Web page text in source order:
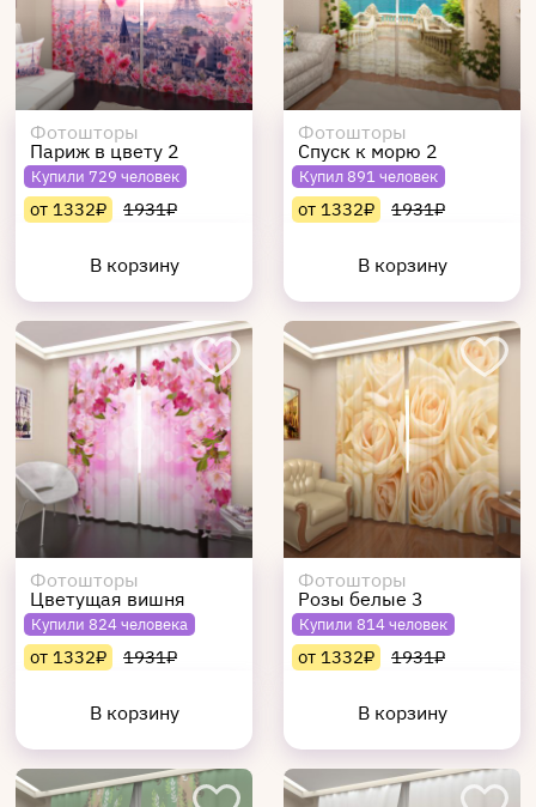
Фотошторы
Париж в цвету 2
Купили 729 человек
от 1332₽ 1931₽
В корзину
Фотошторы
Спуск к морю 2
Купил 891 человек
от 1332₽ 1931₽
В корзину
Фотошторы
Цветущая вишня
Купили 824 человека
от 1332₽ 1931₽
В корзину
Фотошторы
Розы белые 3
Купили 814 человек
от 1332₽ 1931₽
В корзину